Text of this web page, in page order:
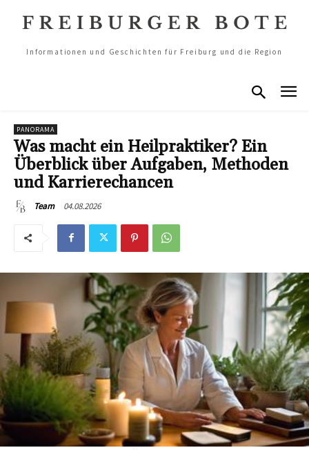
Informationen und Geschichten für Freiburg und die Region
PANORAMA
Was macht ein Heilpraktiker? Ein
Überblick über Aufgaben, Methoden
und Karrierechancen
Team 04.08.2026